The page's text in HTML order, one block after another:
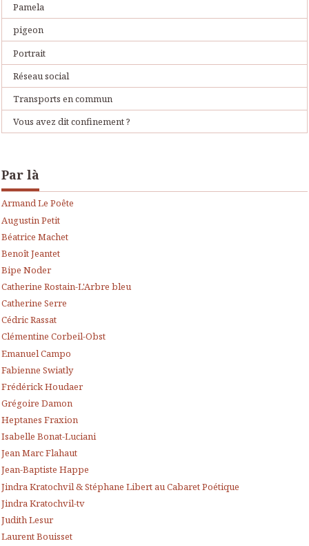
Pamela
pigeon
Portrait
Réseau social
Transports en commun
Vous avez dit confinement ?
Par là
Armand Le Poête
Augustin Petit
Béatrice Machet
Benoît Jeantet
Bipe Noder
Catherine Rostain-L'Arbre bleu
Catherine Serre
Cédric Rassat
Clémentine Corbeil-Obst
Emanuel Campo
Fabienne Swiatly
Frédérick Houdaer
Grégoire Damon
Heptanes Fraxion
Isabelle Bonat-Luciani
Jean Marc Flahaut
Jean-Baptiste Happe
Jindra Kratochvil & Stéphane Libert au Cabaret Poétique
Jindra Kratochvil-tv
Judith Lesur
Laurent Bouisset